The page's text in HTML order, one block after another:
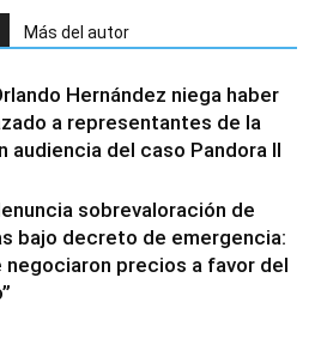
Más del autor
Hernández niega haber
a representantes de la
audiencia del caso Pandora II
sobrevaloración de
bajo decreto de emergencia:
negociaron precios a favor del